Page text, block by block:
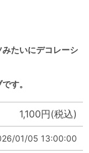
たいにデコレーシ
す。
1,100円(税込)
01/05 13:00:00